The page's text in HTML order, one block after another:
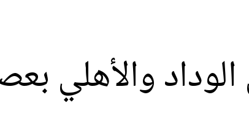
والأهلي